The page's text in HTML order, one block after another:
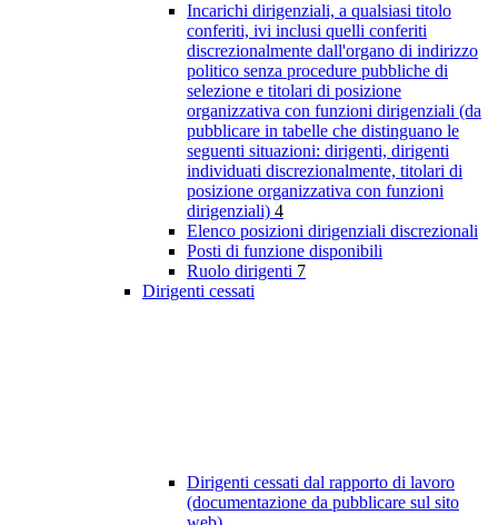
Incarichi dirigenziali, a qualsiasi titolo
conferiti, ivi inclusi quelli conferiti
discrezionalmente dall'organo di indirizzo
politico senza procedure pubbliche di
selezione e titolari di posizione
organizzativa con funzioni dirigenziali (da
pubblicare in tabelle che distinguano le
seguenti situazioni: dirigenti, dirigenti
individuati discrezionalmente, titolari di
posizione organizzativa con funzioni
dirigenziali) 4
Elenco posizioni dirigenziali discrezionali
Posti di funzione disponibili
Ruolo dirigenti 7
Dirigenti cessati
Dirigenti cessati dal rapporto di lavoro
(documentazione da pubblicare sul sito